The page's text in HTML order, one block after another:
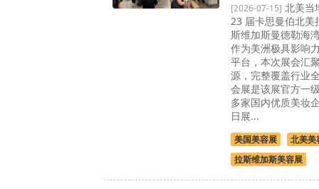
[2026-07-15] 北美当
23 届卡思曼伯北美
斯维加斯曼德勒海
作为美洲极具影响
平台，本次展会汇
源，完整覆盖行业
会展是该展官方一
多家国内优质美妆
日展...
美国美容展
北美美
拉斯维加斯美容展